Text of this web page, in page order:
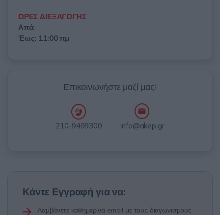
ΩΡΕΣ ΔΙΕΞΑΓΩΓΗΣ
Από:
Έως: 11:00 πμ
Επικοινωνήστε μαζί μας!
210-9499300 info@akep.gr
Κάντε Εγγραφή για να:
Λαμβάνετε καθημερινά email με τους διαγωνισμούς